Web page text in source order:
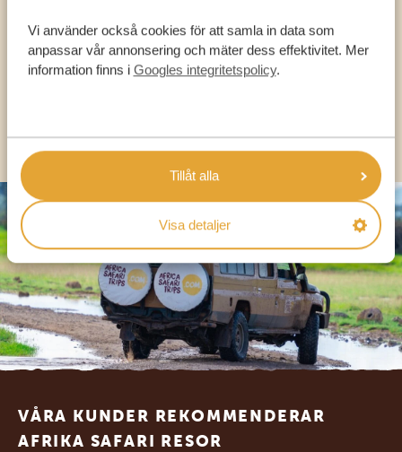
Vi använder också cookies för att samla in data som
anpassar vår annonsering och mäter dess effektivitet. Mer
information finns i Googles integritetspolicy.
Tillåt alla
Visa detaljer
SV:+31 174 788 101
Footer
VÅRA KUNDER REKOMMENDERAR
AFRIKA SAFARI RESOR